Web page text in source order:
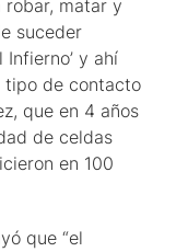
matar y
suceder
Infierno’ y ahí
tipo de contacto
que en 4 años
de celdas
en 100
que “el